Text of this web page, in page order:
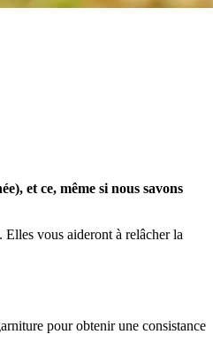
et ce, même si nous savons
Elles vous aideront à relâcher la
pour obtenir une consistance